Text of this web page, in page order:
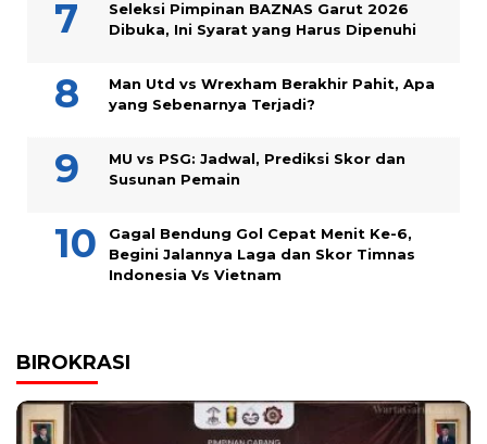
Seleksi Pimpinan BAZNAS Garut 2026
Dibuka, Ini Syarat yang Harus Dipenuhi
Man Utd vs Wrexham Berakhir Pahit, Apa
yang Sebenarnya Terjadi?
MU vs PSG: Jadwal, Prediksi Skor dan
Susunan Pemain
Gagal Bendung Gol Cepat Menit Ke-6,
Begini Jalannya Laga dan Skor Timnas
Indonesia Vs Vietnam
BIROKRASI